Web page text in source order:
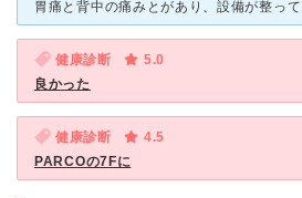
健康診断
5.0
良かった
健康診断
4.5
PARCOの7Fに